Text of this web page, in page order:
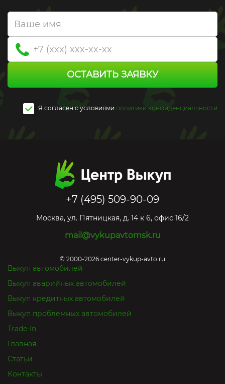
ОСТАВИТЬ ЗАЯВКУ
Я согласен c условиями политики конфиденциальности
+7 (495) 509-90-09
Москва, ул. Пятницкая, д. 14 к 6, офис 16/2
mail@vykupavtomsk.ru
© 2000-2026 center-vykup-avto.ru
Выкуп автомобилей
Выкуп аварийных автомобилей
Выкуп кредитных автомобилей
Выкуп проблемных автомобилей
Trade-In
Главная
Статьи
Контакты